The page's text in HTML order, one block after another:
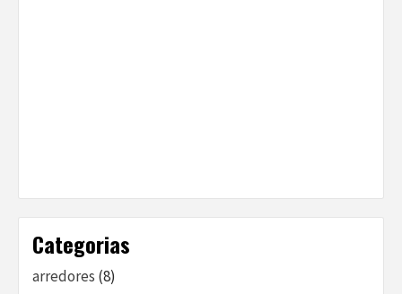
Categorias
arredores (8)